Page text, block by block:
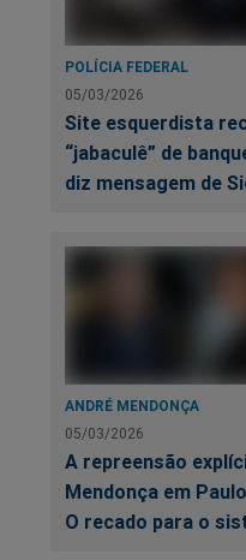
POLÍCIA FEDERAL
05/03/2026
Site esquerdista
“jabaculê” de
diz mensagem de
ANDRÉ MENDONÇA
05/03/2026
A repreensão
Mendonça em
O recado para o